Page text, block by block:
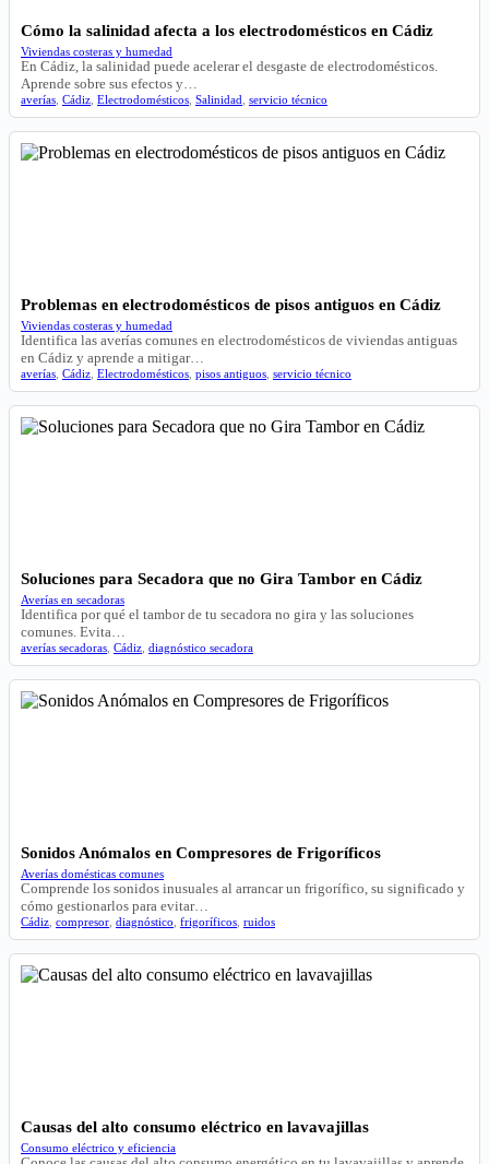
Cómo la salinidad afecta a los electrodomésticos en Cádiz
Viviendas costeras y humedad
En Cádiz, la salinidad puede acelerar el desgaste de electrodomésticos.
Aprende sobre sus efectos y…
averías Cádiz Electrodomésticos Salinidad servicio técnico
Problemas en electrodomésticos de pisos antiguos en Cádiz
Viviendas costeras y humedad
Identifica las averías comunes en electrodomésticos de viviendas antiguas
en Cádiz y aprende a mitigar…
averías Cádiz Electrodomésticos pisos antiguos servicio técnico
Soluciones para Secadora que no Gira Tambor en Cádiz
Averías en secadoras
Identifica por qué el tambor de tu secadora no gira y las soluciones
comunes. Evita…
averías secadoras Cádiz diagnóstico secadora
Sonidos Anómalos en Compresores de Frigoríficos
Averías domésticas comunes
Comprende los sonidos inusuales al arrancar un frigorífico, su significado y
cómo gestionarlos para evitar…
Cádiz compresor diagnóstico frigoríficos ruidos
Causas del alto consumo eléctrico en lavavajillas
Consumo eléctrico y eficiencia